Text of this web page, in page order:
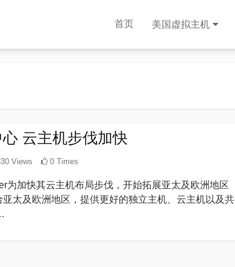
首页 美国虚拟主机
云主机步伐加快
Views 0 Times
为加快其云主机布局步伐，开始拓展亚太及欧洲地区
太及欧洲地区，提供更好的独立主机、云主机以及共